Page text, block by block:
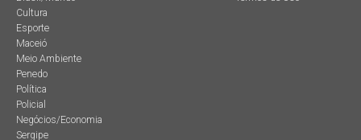
Cultura
Esporte
Maceió
Meio Ambiente
Penedo
Política
Policial
Negócios/Economia
Sergipe